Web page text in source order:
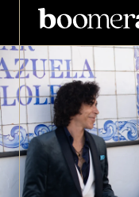
Pasar al contenido
Imagen